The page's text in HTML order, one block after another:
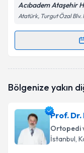
Acıbadem Ataşehir
Atatürk, Turgut Özal Blv.
Randevu
talebi
bilgilendireceğiz.
E-posta
Bölgenize yakın
Prof.
Ortopedi
İstanbul,